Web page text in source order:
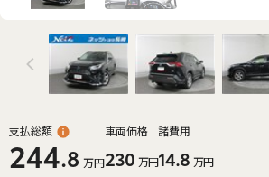
支払総額
244.8 万円
車両価格
230 万円
諸費用
14.8 万円